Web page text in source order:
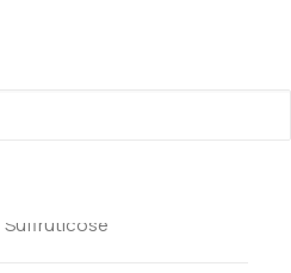
Suffruticose